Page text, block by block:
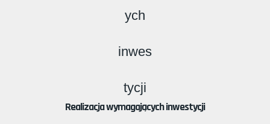
Realizacja wymagających inwestycji